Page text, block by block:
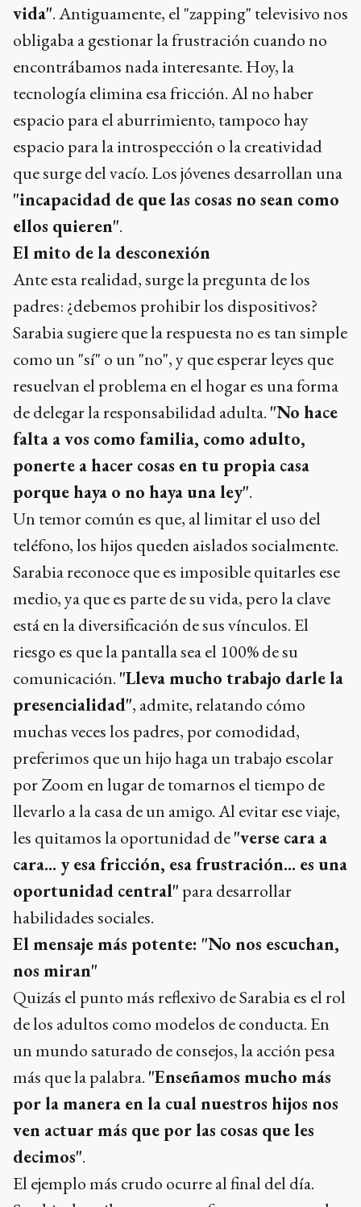
vida". Antiguamente, el "zapping" televisivo nos
obligaba a gestionar la frustración cuando no
encontrábamos nada interesante. Hoy, la
tecnología elimina esa fricción. Al no haber
espacio para el aburrimiento, tampoco hay
espacio para la introspección o la creatividad
que surge del vacío. Los jóvenes desarrollan una
"incapacidad de que las cosas no sean como
ellos quieren".
El mito de la desconexión
Ante esta realidad, surge la pregunta de los
padres: ¿debemos prohibir los dispositivos?
Sarabia sugiere que la respuesta no es tan simple
como un "sí" o un "no", y que esperar leyes que
resuelvan el problema en el hogar es una forma
de delegar la responsabilidad adulta. "No hace
falta a vos como familia, como adulto,
ponerte a hacer cosas en tu propia casa
porque haya o no haya una ley".
Un temor común es que, al limitar el uso del
teléfono, los hijos queden aislados socialmente.
Sarabia reconoce que es imposible quitarles ese
medio, ya que es parte de su vida, pero la clave
está en la diversificación de sus vínculos. El
riesgo es que la pantalla sea el 100% de su
comunicación. "Lleva mucho trabajo darle la
presencialidad", admite, relatando cómo
muchas veces los padres, por comodidad,
preferimos que un hijo haga un trabajo escolar
por Zoom en lugar de tomarnos el tiempo de
llevarlo a la casa de un amigo. Al evitar ese viaje,
les quitamos la oportunidad de"verse cara a
cara... y esa fricción, esa frustración... es una
oportunidad central" para desarrollar
habilidades sociales.
El mensaje más potente: "No nos escuchan,
nos miran"
Quizás el punto más reflexivo de Sarabia es el rol
de los adultos como modelos de conducta. En
un mundo saturado de consejos, la acción pesa
más que la palabra. "Enseñamos mucho más
por la manera en la cual nuestros hijos nos
ven actuar más que por las cosas que les
decimos".
El ejemplo más crudo ocurre al final del día.